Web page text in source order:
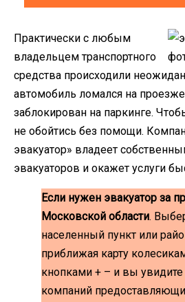
Практически с любым
владельцем транспортного
средства происходили
автомобиль ломался на
заблокирован на паркинге.
не обойтись без помощи.
эвакуатор» владеет
эвакуаторов и окажет услуги
Если нужен эвакуатор за
Московской области.
населенный пункт или
приближая карту
кнопками + – и вы увидите
компаний